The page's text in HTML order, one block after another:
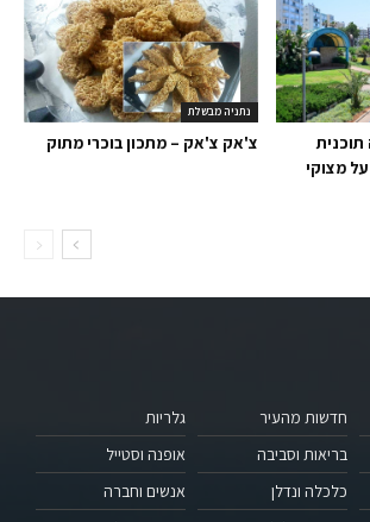
נתניה מבשלת
צ'אק צ'אק – מתכון בוכרי מתוק
מצוקי
חדשות מהעיר
בריאות וסביבה
כלכלה ונדלן
גלריות
אופנה וסטייל
אנשים וחברה